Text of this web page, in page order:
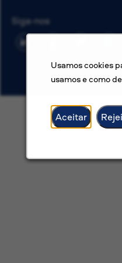
Usamos cookies
usamos e como
Aceitar
Siga-nos